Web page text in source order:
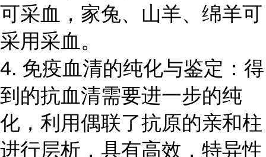
可采血，家兔、山羊、绵羊可
采用采血。
4. 免疫血清的纯化与鉴定：得
到的抗血清需要进一步的纯
化，利用偶联了抗原的亲和柱
进行层析，具有高效，特异性